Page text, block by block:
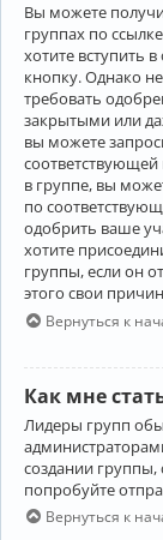
Вы можете
группах по
хотите вступить
кнопку. Однако
требовать
закрытыми или
вы можете
соответствующей
в группе, вы
по
одобрить ваше
хотите
группы, если он
этого свои
Вернуться к
Как мне
Лидеры групп
создании группы,
попробуйте
Вернуться к